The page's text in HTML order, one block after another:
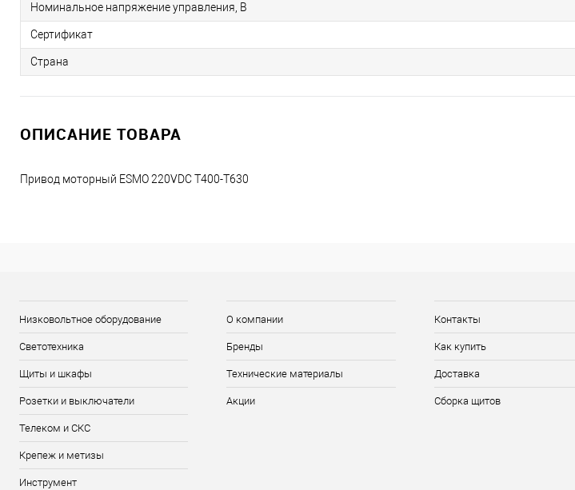
Номинальное напряжение управления, В
Сертификат
Страна
ОПИСАНИЕ ТОВАРА
Привод моторный ESMO 220VDC T400-T630
Низковольтное оборудование
Светотехника
Щиты и шкафы
Розетки и выключатели
Телеком и СКС
Крепеж и метизы
Инструмент
О компании
Бренды
Технические материалы
Акции
Контакты
Как купить
Доставка
Сборка щитов